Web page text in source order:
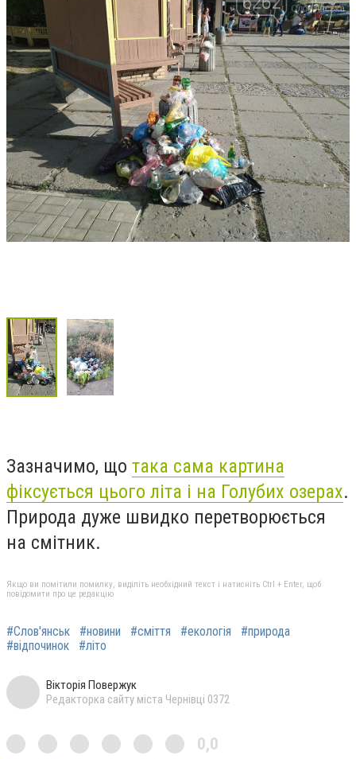
Зазначимо, що така сама картина
фіксується цього літа і на Голубих озерах.
Природа дуже швидко перетворюється
на смітник.
Якщо ви помітили помилку, виділіть необхідний текст і натисніть Ctrl + Enter, щоб
повідомити про це редакцію
#Слов'янськ #новини #сміття #екологія
#природа
#відпочинок
#літо
Вікторія Повержук
Редакторка сайту міста Чернівці 0372
0,0